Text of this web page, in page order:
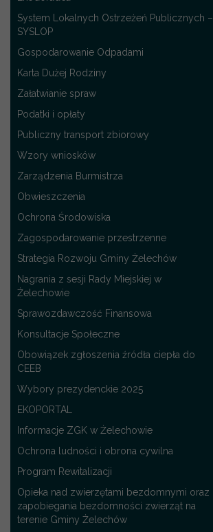
System Lokalnych Ostrzeżeń Publicznych –
SYSLOP
Gospodarowanie Odpadami
Karta Dużej Rodziny
Załatwianie spraw
Podatki i opłaty
Publiczny transport zbiorowy
Wzory wniosków
Zarządzenia Burmistrza
Obwieszczenia
Ochrona Środowiska
Zagospodarowanie przestrzenne
Strategia Rozwoju Gminy Żelechów
Nagrania z sesji Rady Miejskiej w
Żelechowie
Sprawozdawczość Finansowa
Konsultacje Społeczne
Obowiązek zgłoszenia źródła ciepła do
CEEB
Wybory prezydenckie 2025
EKOPORTAL
Informacje ZGK w Żelechowie
Ochrona ludności i obrona cywilna
Program Rewitalizacji
Opieka nad zwierzętami bezdomnymi oraz
zapobiegania bezdomności zwierząt na
terenie Gminy Żelechów